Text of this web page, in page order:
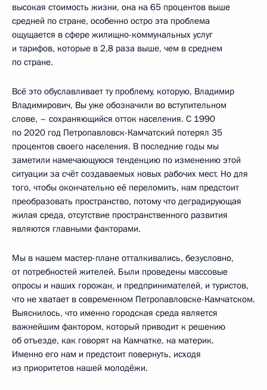
высокая стоимость жизни, она на 65 процентов выше
средней по стране, особенно остро эта проблема
ощущается в сфере жилищно-коммунальных услуг
и тарифов, которые в 2,8 раза выше, чем в среднем
по стране.
Всё это обуславливает ту проблему, которую, Владимир
Владимирович, Вы уже обозначили во вступительном
слове, – сохраняющийся отток населения. С 1990
по 2020 год Петропавловск-Камчатский потерял 35
процентов своего населения. В последние годы мы
заметили намечающуюся тенденцию по изменению этой
ситуации за счёт создаваемых новых рабочих мест. Но для
того, чтобы окончательно её переломить, нам предстоит
преобразовать пространство, потому что деградирующая
жилая среда, отсутствие пространственного развития
являются главными факторами.
Мы в нашем мастер-плане отталкивались, безусловно,
от потребностей жителей. Были проведены массовые
опросы и наших горожан, и предпринимателей, и туристов,
что не хватает в современном Петропавловске-Камчатском.
Выяснилось, что именно городская среда является
важнейшим фактором, который приводит к решению
об отъезде, как говорят на Камчатке, на материк.
Именно его нам и предстоит повернуть, исходя
из приоритетов нашей молодёжи.